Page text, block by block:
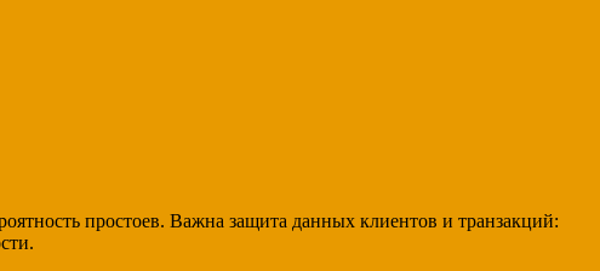
простоев. Важна защита данных клиентов и транзакций: